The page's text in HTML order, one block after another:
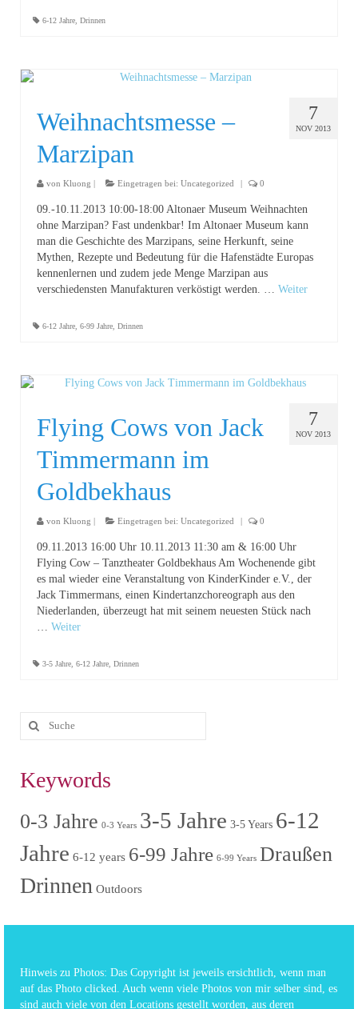
6-12 Jahre Drinnen
7
NOV 2013
Weihnachtsmesse –
Marzipan
von Kluong | Eingetragen bei: Uncategorized | 0
09.-10.11.2013 10:00-18:00 Altonaer Museum Weihnachten
ohne Marzipan? Fast undenkbar! Im Altonaer Museum kann
man die Geschichte des Marzipans, seine Herkunft, seine
Mythen, Rezepte und Bedeutung für die Hafenstädte Europas
kennenlernen und zudem jede Menge Marzipan aus
verschiedensten Manufakturen verköstigt werden. … Weiter
6-12 Jahre 6-99 Jahre Drinnen
7
NOV 2013
Flying Cows von Jack
Timmermann im
Goldbekhaus
von Kluong | Eingetragen bei: Uncategorized | 0
09.11.2013 16:00 Uhr 10.11.2013 11:30 am & 16:00 Uhr
Flying Cow – Tanztheater Goldbekhaus Am Wochenende gibt
es mal wieder eine Veranstaltung von KinderKinder e.V., der
Jack Timmermans, einen Kindertanzchoreograph aus den
Niederlanden, überzeugt hat mit seinem neuesten Stück nach
Weiter
3-5 Jahre 6-12 Jahre Drinnen
Keywords
0-3 Jahre 0-3 Years 3-5 Jahre 3-5 Years 6-12
Jahre 6-12 years 6-99 Jahre 6-99 Years Draußen
Drinnen Outdoors
Hinweis zu Photos: Das Copyright ist jeweils ersichtlich, wenn man
auf das Photo clicked. Auch wenn viele Photos von mir selber sind, es
sind auch viele von den Locations gestellt worden, aus deren